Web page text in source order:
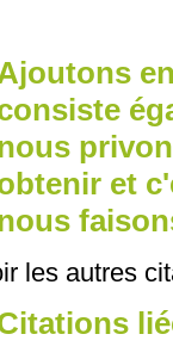
et
les autres